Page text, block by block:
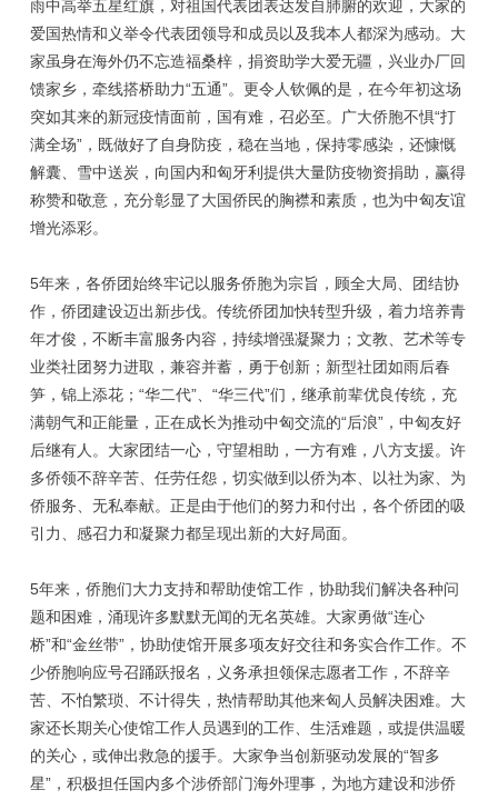
雨中高举五星红旗，对祖国代表团表达发自肺腑的欢迎，大家的
爱国热情和义举令代表团领导和成员以及我本人都深为感动。大
家虽身在海外仍不忘造福桑梓，捐资助学大爱无疆，兴业办厂回
馈家乡，牵线搭桥助力“五通”。更令人钦佩的是，在今年初这场
突如其来的新冠疫情面前，国有难，召必至。广大侨胞不惧“打
满全场”，既做好了自身防疫，稳在当地，保持零感染，还慷慨
解囊、雪中送炭，向国内和匈牙利提供大量防疫物资捐助，赢得
称赞和敬意，充分彰显了大国侨民的胸襟和素质，也为中匈友谊
增光添彩。
5年来，各侨团始终牢记以服务侨胞为宗旨，顾全大局、团结协
作，侨团建设迈出新步伐。传统侨团加快转型升级，着力培养青
年才俊，不断丰富服务内容，持续增强凝聚力；文教、艺术等专
业类社团努力进取，兼容并蓄，勇于创新；新型社团如雨后春
笋，锦上添花；“华二代”、“华三代”们，继承前辈优良传统，充
满朝气和正能量，正在成长为推动中匈交流的“后浪”，中匈友好
后继有人。大家团结一心，守望相助，一方有难，八方支援。许
多侨领不辞辛苦、任劳任怨，切实做到以侨为本、以社为家、为
侨服务、无私奉献。正是由于他们的努力和付出，各个侨团的吸
引力、感召力和凝聚力都呈现出新的大好局面。
5年来，侨胞们大力支持和帮助使馆工作，协助我们解决各种问
题和困难，涌现许多默默无闻的无名英雄。大家勇做“连心
桥”和“金丝带”，协助使馆开展多项友好交往和务实合作工作。不
少侨胞响应号召踊跃报名，义务承担领保志愿者工作，不辞辛
苦、不怕繁琐、不计得失，热情帮助其他来匈人员解决困难。大
家还长期关心使馆工作人员遇到的工作、生活难题，或提供温暖
的关心，或伸出救急的援手。大家争当创新驱动发展的“智多
星”，积极担任国内多个涉侨部门海外理事，为地方建设和涉侨